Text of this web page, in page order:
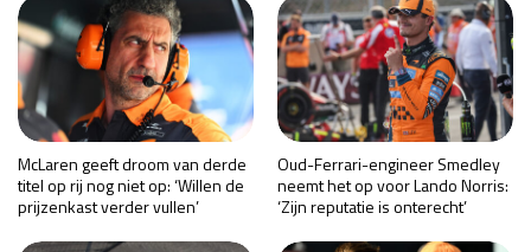
McLaren geeft droom van derde
titel op rij nog niet op: ‘Willen de
prijzenkast verder vullen’
Oud-Ferrari-engineer Smedley
neemt het op voor Lando Norris:
‘Zijn reputatie is onterecht’